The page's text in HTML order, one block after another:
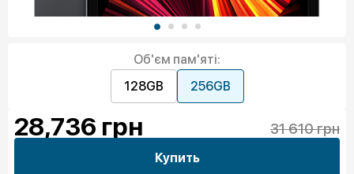
Об'єм пам'яті:
128GB
256GB
28,736 грн 31 610 грн
Купить